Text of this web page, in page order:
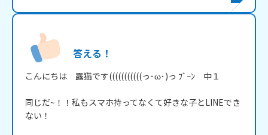
答える！
こんにちは　露猫です(((((((((((っ･ω･)っ ﾌﾞｰﾝ　中１
同じだ~！！私もスマホ持ってなくて好きな子とLINEでき
ない！